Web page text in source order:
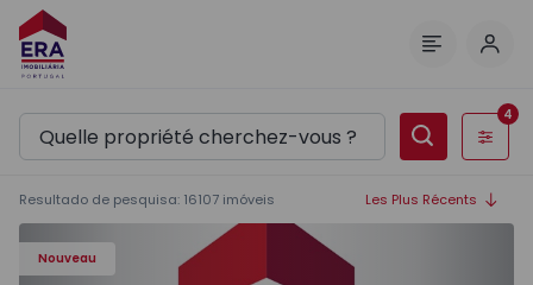
Filtres
4
Resultado de pesquisa: 16107 imóveis Les Plus Récents
Nouveau
Appartement T0 Paredes, Gandra - 1575265 - 1